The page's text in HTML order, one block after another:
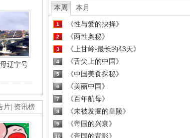
辽宁号
片 资讯榜
本周 本月
1 《性与爱的抉择》
2 《两性奥秘》
3 《上甘岭-最长的43天》
4 《舌尖上的中国》
5 《中国美食探秘》
6 《美丽中国》
7 《百年航母》
8 《未被发掘的皇陵》
9 《帝国的兴衰》
10 《帝国的背影》